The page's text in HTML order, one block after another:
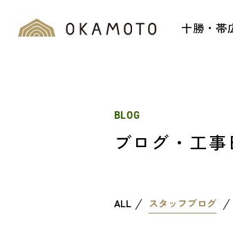
十勝・帯
BLOG
ブログ・工事
ALL スタッフブログ